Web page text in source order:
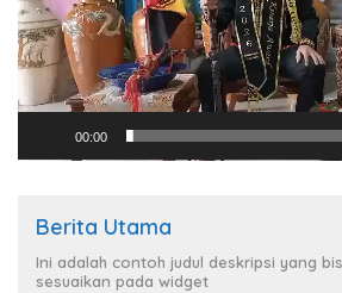
00:00
Berita Utama
Ini adalah contoh judul deskripsi yang
sesuaikan pada widget